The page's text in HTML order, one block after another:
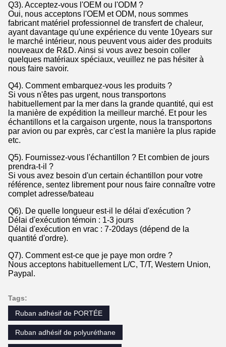
Q3). Acceptez-vous l'OEM ou l'ODM ?
Oui, nous acceptons l'OEM et ODM, nous sommes
fabricant matériel professionnel de transfert de chaleur,
ayant davantage qu'une expérience du vente 10years sur
le marché intérieur, nous peuvent vous aider des produits
nouveaux de R&D. Ainsi si vous avez besoin coller
quelques matériaux spéciaux, veuillez ne pas hésiter à
nous faire savoir.
Q4). Comment embarquez-vous les produits ?
Si vous n'êtes pas urgent, nous transportons
habituellement par la mer dans la grande quantité, qui est
la manière de expédition la meilleur marché. Et pour les
échantillons et la cargaison urgente, nous la transportons
par avion ou par exprès, car c'est la manière la plus rapide
etc.
Q5). Fournissez-vous l'échantillon ? Et combien de jours
prendra-t-il ?
Si vous avez besoin d'un certain échantillon pour votre
référence, sentez librement pour nous faire connaître votre
complet adresse/bateau
Q6). De quelle longueur est-il le délai d'exécution ?
Délai d'exécution témoin : 1-3 jours
Délai d'exécution en vrac : 7-20days (dépend de la
quantité d'ordre).
Q7). Comment est-ce que je paye mon ordre ?
Nous acceptons habituellement L/C, T/T, Western Union,
Paypal.
Tags:
Ruban adhésif de PORTÉE
Ruban adhésif de polyuréthane